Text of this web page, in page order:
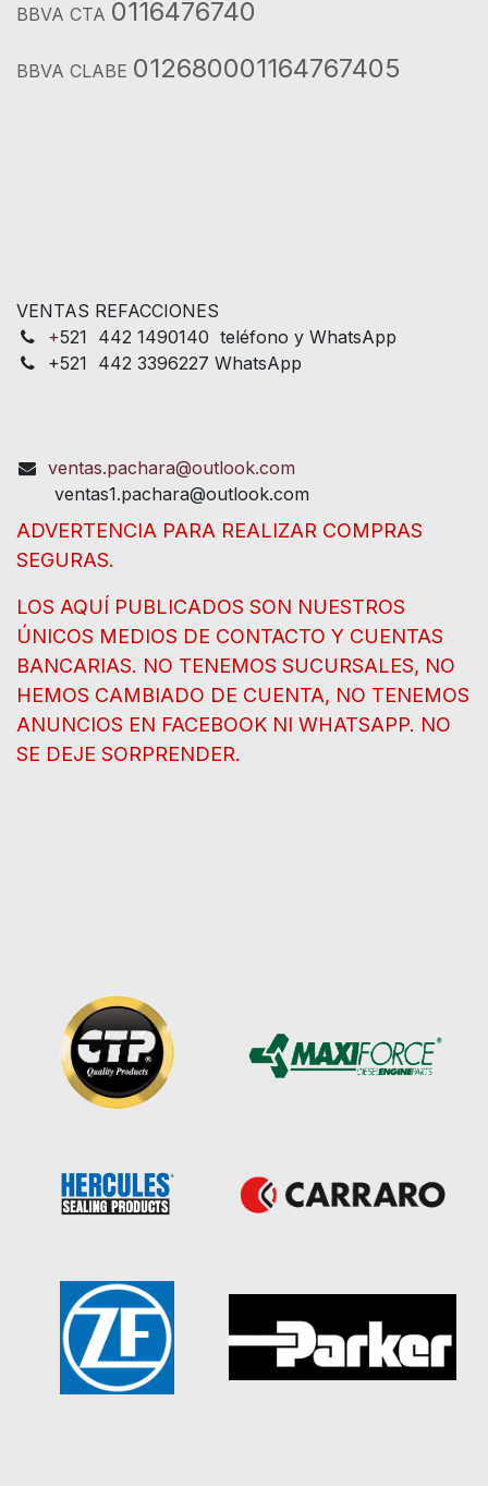
BBVA CTA 0116476740
BBVA CLABE 012680001164767405
VENTAS REFACCIONES
+521 442 1490140 teléfono y WhatsApp
+521 442 3396227 WhatsApp
ventas.pachara@outlook.com
ventas1.pachara@outlook.com
ADVERTENCIA PARA REALIZAR COMPRAS
SEGURAS.
LOS AQUÍ PUBLICADOS SON NUESTROS
ÚNICOS MEDIOS DE CONTACTO Y CUENTAS
BANCARIAS. NO TENEMOS SUCURSALES, NO
HEMOS CAMBIADO DE CUENTA, NO TENEMOS
ANUNCIOS EN FACEBOOK NI WHATSAPP. NO
SE DEJE SORPRENDER.